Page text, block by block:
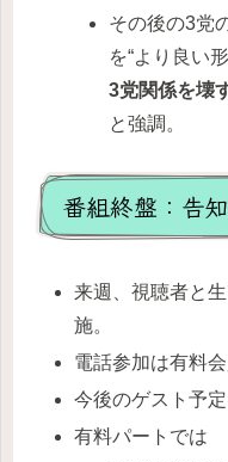
その後の3党
を“より良い
3党関係を壊
と強調。
番組終盤：告
来週、視聴者と
施。
電話参加は有料会
今後のゲスト予
有料パートでは